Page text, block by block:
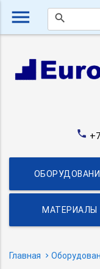
menu search
phone
МАТЕРИАЛЫ
Главная